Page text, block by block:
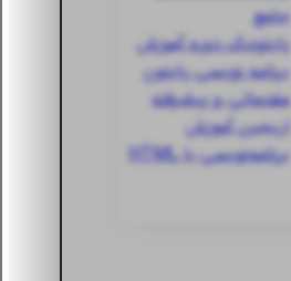
جامع
پایتونیکدوره آموزش
برنامه نویسی پایتون
مقدماتی و پیشرفته
اریجینآموزش
برنامه‌نویسی با HTML